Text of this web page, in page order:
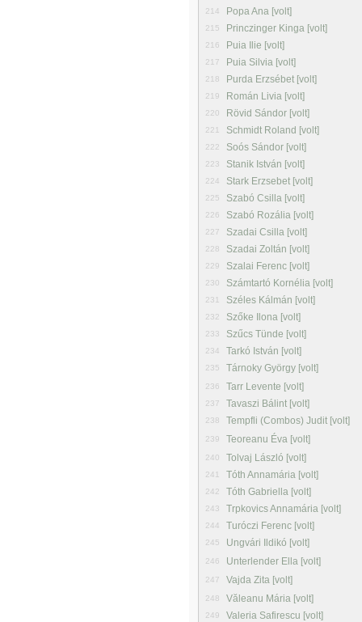
214 Popa Ana [volt]
215 Princzinger Kinga [volt]
216 Puia Ilie [volt]
217 Puia Silvia [volt]
218 Purda Erzsébet [volt]
219 Román Livia [volt]
220 Rövid Sándor [volt]
221 Schmidt Roland [volt]
222 Soós Sándor [volt]
223 Stanik István [volt]
224 Stark Erzsebet [volt]
225 Szabó Csilla [volt]
226 Szabó Rozália [volt]
227 Szadai Csilla [volt]
228 Szadai Zoltán [volt]
229 Szalai Ferenc [volt]
230 Számtartó Kornélia [volt]
231 Széles Kálmán [volt]
232 Szőke Ilona [volt]
233 Szűcs Tünde [volt]
234 Tarkó István [volt]
235 Tárnoky György [volt]
236 Tarr Levente [volt]
237 Tavaszi Bálint [volt]
238 Tempfli (Combos) Judit [volt]
239 Teoreanu Éva [volt]
240 Tolvaj László [volt]
241 Tóth Annamária [volt]
242 Tóth Gabriella [volt]
243 Trpkovics Annamária [volt]
244 Turóczi Ferenc [volt]
245 Ungvári Ildikó [volt]
246 Unterlender Ella [volt]
247 Vajda Zita [volt]
248 Văleanu Mária [volt]
249 Valeria Safirescu [volt]